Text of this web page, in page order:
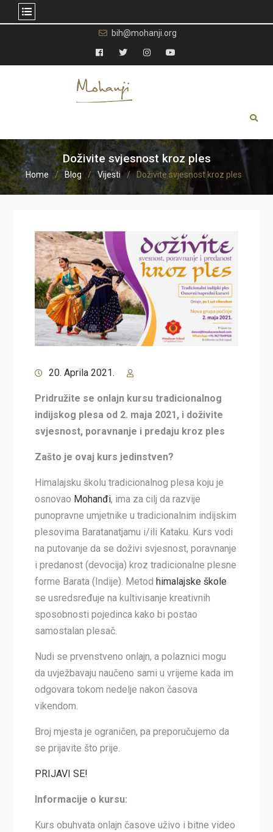
content
bih@mohanji.org
Facebook
TwitterInstagramYouTube
Doživite svjesnost kroz ples
Home Blog Vijesti Doživite svjesnost kroz ples
20. Aprila 2021.
Pridružite se onlajn kursu tradicionalnog
indijskog plesa od 2. maja 2021, i doživite
svjesnost, poravnanje i predaju kroz ples
Zašto je ovaj kurs jedinstven?
Himalajsku školu tradicionalnog plesa koju je
osnovao Mohanđi, ima za cilj da razvije
punopravne umjetnike u tradicionalnim indijskim
plesovima Baratanatjamu i/ili Kataku. Kurs vodi
na putovanje da se doživi svjesnost, poravnanje
i predanost (devocija) kroz tradicionalne plesne
forme Barata (Indije). Metod himalajske škole
se usredsređuje na kultivisanje kreativnih
sposobnosti pojedinca kako bi postao
samostalan plesač.
Nudi se prvenstveno onlajn, a polaznici mogu
da uvježbavaju naučeno sami u vrijeme kada im
odgovara tokom nedelje nakon časova
vikendom.
Broj mjesta je ograničen, pa preporučujemo da
se prijavite što prije.
PRIJAVI SE!
Informacije o kursu:
Kurs obuhvata onlajn časove uživo i bitne video